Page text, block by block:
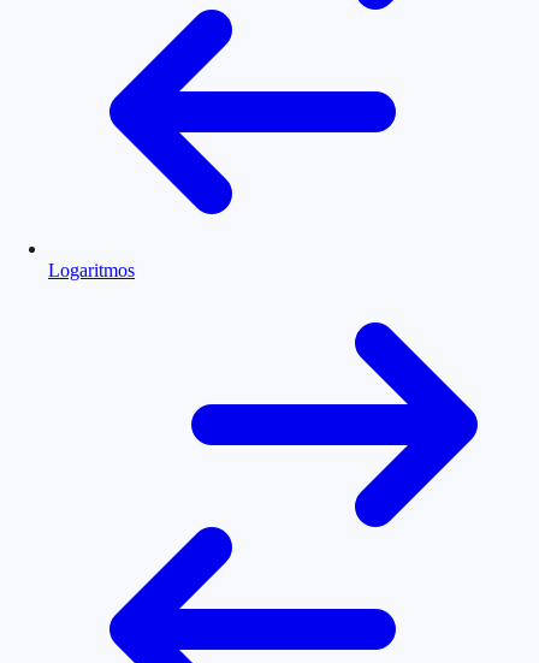
Logaritmos